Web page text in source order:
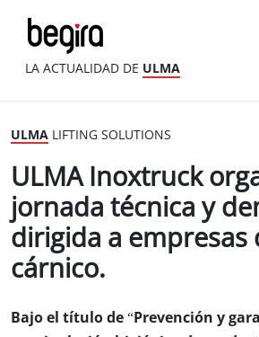
LA ACTUALIDAD DE ULMA
ULMA LIFTING SOLUTIONS
ULMA Inoxtruck
jornada técnica y
dirigida a empresas
cárnico.
Bajo el título de “Prevención y